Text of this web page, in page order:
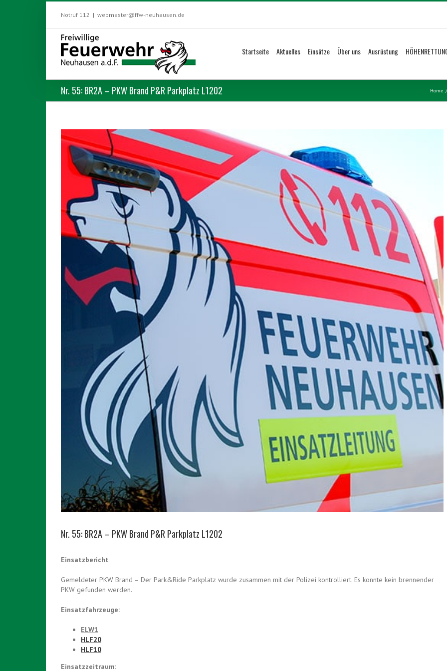
Notruf 112 | webmaster@ffw-neuhausen.de
Startseite Aktuelles Einsätze Über uns Ausrüstung
Nr. 55: BR2A – PKW Brand P&R Parkplatz L1202 Home /
View
Larger
Image
Nr. 55: BR2A – PKW Brand P&R Parkplatz L1202
Einsatzbericht
Gemeldeter PKW Brand – Der Park&Ride Parkplatz wurde zusammen mit der Polizei kontrolliert. Es konnte kein brennender
PKW gefunden werden.
Einsatzfahrzeuge:
ELW1
HLF20
HLF10
Einsatzzeitraum: